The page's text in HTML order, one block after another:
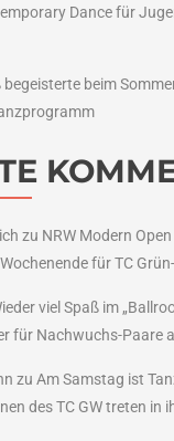
Dance für
begeisterte beim
zu NRW Modern
für TC
viel Spaß im
für Nachwuchs-Paare
zu Am Samstag ist
des TC GW treten in